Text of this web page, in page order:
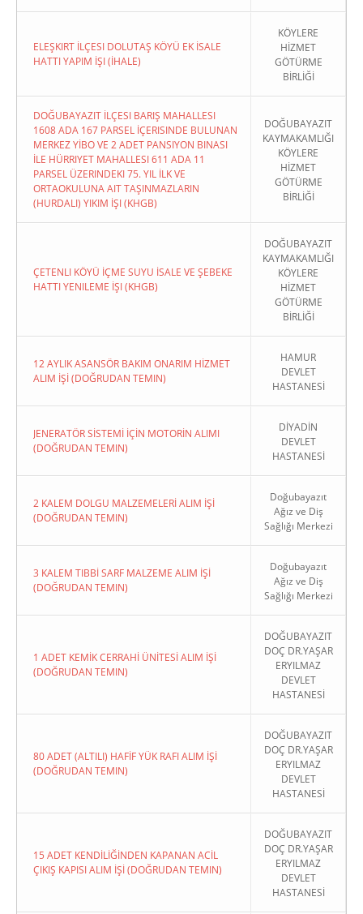
ELEŞKIRT İLÇESI DOLUTAŞ KÖYÜ EK İSALE
HATTI YAPIM İŞI (İHALE)
KÖYLERE
HİZMET
GÖTÜRME
BİRLİĞİ
DOĞUBAYAZIT İLÇESI BARIŞ MAHALLESI
1608 ADA 167 PARSEL İÇERISINDE BULUNAN
MERKEZ YİBO VE 2 ADET PANSIYON BINASI
İLE HÜRRIYET MAHALLESI 611 ADA 11
PARSEL ÜZERINDEKI 75. YIL İLK VE
ORTAOKULUNA AIT TAŞINMAZLARIN
(HURDALI) YIKIM İŞI (KHGB)
DOĞUBAYAZIT
KAYMAKAMLIĞI
KÖYLERE
HİZMET
GÖTÜRME
BİRLİĞİ
ÇETENLI KÖYÜ İÇME SUYU İSALE VE ŞEBEKE
HATTI YENILEME İŞI (KHGB)
DOĞUBAYAZIT
KAYMAKAMLIĞI
KÖYLERE
HİZMET
GÖTÜRME
BİRLİĞİ
12 AYLIK ASANSÖR BAKIM ONARIM HİZMET
ALIM İŞİ (DOĞRUDAN TEMIN)
HAMUR
DEVLET
HASTANESİ
JENERATÖR SİSTEMİ İÇİN MOTORİN ALIMI
(DOĞRUDAN TEMIN)
DİYADİN
DEVLET
HASTANESİ
2 KALEM DOLGU MALZEMELERİ ALIM İŞİ
(DOĞRUDAN TEMIN)
Doğubayazıt
Ağız ve Diş
Sağlığı Merkezi
3 KALEM TIBBİ SARF MALZEME ALIM İŞİ
(DOĞRUDAN TEMIN)
Doğubayazıt
Ağız ve Diş
Sağlığı Merkezi
1 ADET KEMİK CERRAHİ ÜNİTESİ ALIM İŞİ
(DOĞRUDAN TEMIN)
DOĞUBAYAZIT
DOÇ DR.YAŞAR
ERYILMAZ
DEVLET
HASTANESİ
80 ADET (ALTILI) HAFİF YÜK RAFI ALIM İŞİ
(DOĞRUDAN TEMIN)
DOĞUBAYAZIT
DOÇ DR.YAŞAR
ERYILMAZ
DEVLET
HASTANESİ
15 ADET KENDİLİĞİNDEN KAPANAN ACİL
ÇIKIŞ KAPISI ALIM İŞİ (DOĞRUDAN TEMIN)
DOĞUBAYAZIT
DOÇ DR.YAŞAR
ERYILMAZ
DEVLET
HASTANESİ